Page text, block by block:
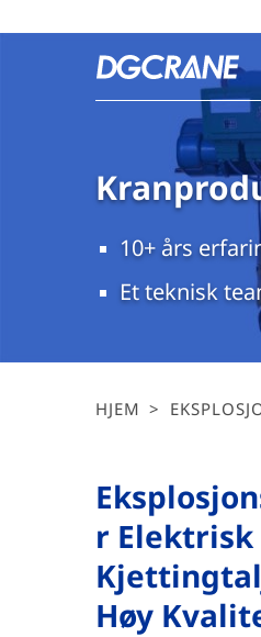
10+ års
Et teknisk
HJEM >
R Elektrisk
Høy